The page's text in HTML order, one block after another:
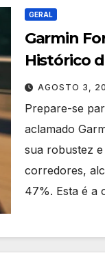
GERAL
Garmin
Histórico
Essencial
AGOSTO 3,
Prepare-se
aclamado
sua robustez
corredores,
47%. Esta é a